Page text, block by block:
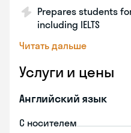
Prepares students
including IELTS
Читать дальше
Услуги и цены
Английский язык
С носителем